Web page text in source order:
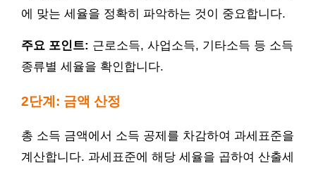
에 맞는 세율을 정확히 파악하는 것이 중요합니다.
주요 포인트: 근로소득, 사업소득, 기타소득 등 소득
종류별 세율을 확인합니다.
2단계: 금액 산정
총 소득 금액에서 소득 공제를 차감하여 과세표준을
계산합니다. 과세표준에 해당 세율을 곱하여 산출세